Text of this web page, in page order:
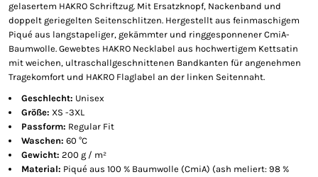
gelasertem HAKRO Schriftzug. Mit Ersatzknopf, Nackenband und
doppelt geriegelten Seitenschlitzen. Hergestellt aus feinmaschigem
Piqué aus langstapeliger, gekämmter und ringgesponnener CmiA-
Baumwolle. Gewebtes HAKRO Necklabel aus hochwertigem Kettsatin
mit weichen, ultraschallgeschnittenen Bandkanten für angenehmen
Tragekomfort und HAKRO Flaglabel an der linken Seitennaht.
Geschlecht: Unisex
Größe: XS -3XL
Passform: Regular Fit
Waschen: 60 °C
Gewicht: 200 g / m²
Material: Piqué aus 100 % Baumwolle (CmiA) (ash meliert: 98 %